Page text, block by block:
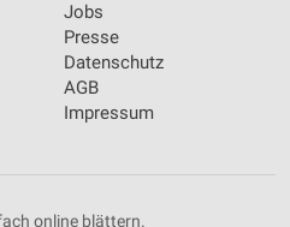
Jobs
Presse
Datenschutz
AGB
Impressum
online blättern.